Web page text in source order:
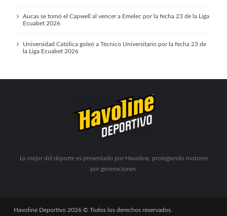
Aucas se tomó el Capwell al vencer a Emelec por la fecha 23 de la Liga
Ecuabet 2026
Universidad Católica goleó a Técnico Universitario por la fecha 23 de
la Liga Ecuabet 2026
Lo mejor del deporte es presentado por Havoline, protegiendo motores
por generaciones.
Havoline Deportivo 2026 © Todos los derechos reservados.